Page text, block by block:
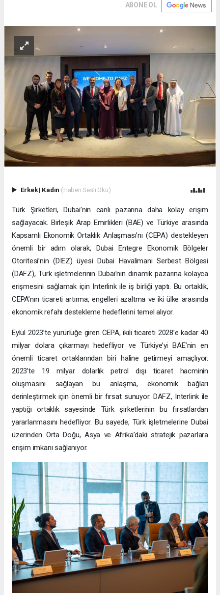
ABONE OL
Erkek| Kadın (Haberi Sesli Oku)
Türk Şirketleri, Dubai’nin canlı pazarına daha kolay erişim
sağlayacak. Birleşik Arap Emirlikleri (BAE) ve Türkiye arasında
Kapsamlı Ekonomik Ortaklık Anlaşması’nı (CEPA) destekleyen
önemli bir adım olarak, Dubai Entegre Ekonomik Bölgeler
Otoritesi’nin (DIEZ) üyesi Dubai Havalimanı Serbest Bölgesi
(DAFZ), Türk işletmelerinin Dubai’nin dinamik pazarına kolayca
erişmesini sağlamak için Interlink ile iş birliği yaptı. Bu ortaklık,
CEPA’nın ticareti artırma, engelleri azaltma ve iki ülke arasında
ekonomik refahı destekleme hedeflerini temel alıyor.
Eylül 2023’te yürürlüğe giren CEPA, ikili ticareti 2028’e kadar 40
milyar dolara çıkarmayı hedefliyor ve Türkiye’yi BAE’nin en
önemli ticaret ortaklarından biri haline getirmeyi amaçlıyor.
2023’te 19 milyar dolarlık petrol dışı ticaret hacminin
oluşmasını sağlayan bu anlaşma, ekonomik bağları
derinleştirmek için önemli bir fırsat sunuyor. DAFZ, Interlink ile
yaptığı ortaklık sayesinde Türk şirketlerinin bu fırsatlardan
yararlanmasını hedefliyor. Bu sayede, Türk işletmelerine Dubai
üzerinden Orta Doğu, Asya ve Afrika’daki stratejik pazarlara
erişim imkanı sağlanıyor.